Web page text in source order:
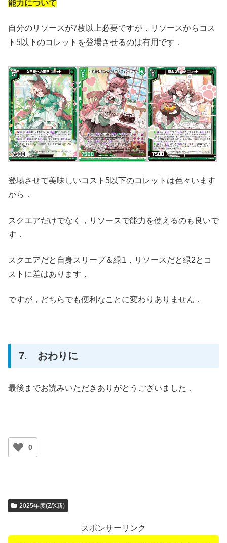
能力について
自分のリソースが7枚以上必要ですが，リソースからコス
ト5以下のコレットを登場させるのは有用です．
登場させて美味しいコスト5以下のコレットは色々います
から．
スクエアだけでなく，リソースで能力を使えるのも良いで
す．
スクエアだと自身スリープ＆緑1，リソースだと緑2とコ
ストに差はあります．
ですが，どちらでも便利なことに変わりありません．
7. おわりに
最後までお読みいただきありがとうございました．
0
2025年度(Z/X新)
スポンサーリンク